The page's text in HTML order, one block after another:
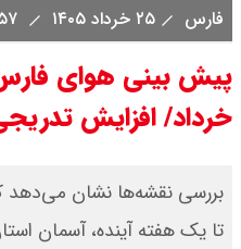
فارس ۲۵ خرداد ۱۴۰۵
خرداد/ افزایش
تا یک هفته آینده، آسمان